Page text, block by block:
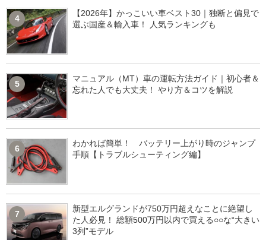
4
【2026年】かっこいい車ベスト30｜独断と偏見で
選ぶ国産＆輸入車！ 人気ランキングも
5
マニュアル（MT）車の運転方法ガイド｜初心者＆
忘れた人でも大丈夫！ やり方＆コツを解説
6
わかれば簡単！ バッテリー上がり時のジャンプ
手順【トラブルシューティング編】
7
新型エルグランドが750万円超えなことに絶望し
た人必見！ 総額500万円以内で買える○○な“大きい
3列”モデル